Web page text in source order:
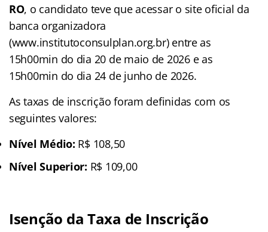
RO, o candidato teve que acessar o site oficial da
banca organizadora
(www.institutoconsulplan.org.br) entre as
15h00min do dia 20 de maio de 2026 e as
15h00min do dia 24 de junho de 2026.
As taxas de inscrição foram definidas com os
seguintes valores:
Nível Médio: R$ 108,50
Nível Superior: R$ 109,00
Isenção da Taxa de Inscrição